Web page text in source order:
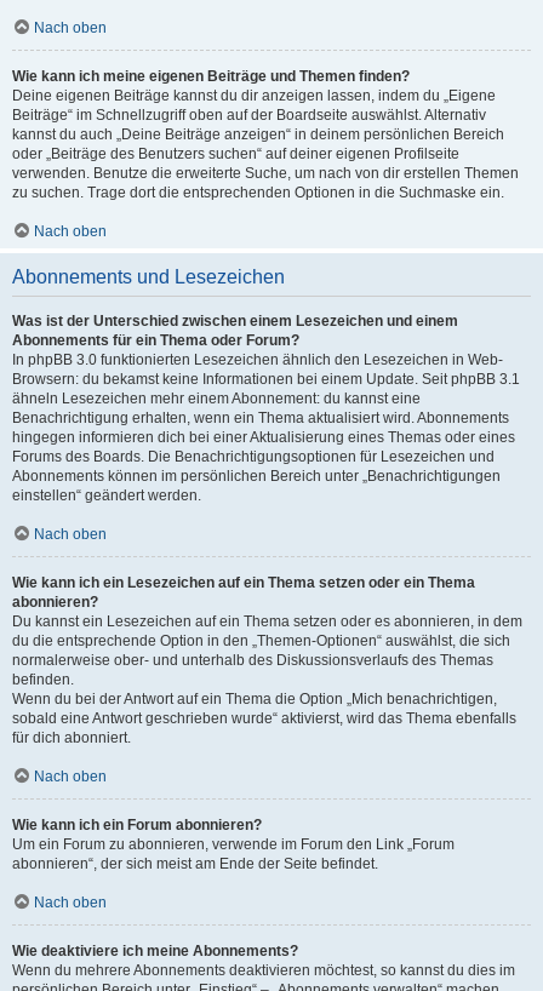
Nach oben
Wie kann ich meine eigenen Beiträge und Themen finden?
Deine eigenen Beiträge kannst du dir anzeigen lassen, indem du „Eigene
Beiträge“ im Schnellzugriff oben auf der Boardseite auswählst. Alternativ
kannst du auch „Deine Beiträge anzeigen“ in deinem persönlichen Bereich
oder „Beiträge des Benutzers suchen“ auf deiner eigenen Profilseite
verwenden. Benutze die erweiterte Suche, um nach von dir erstellen Themen
zu suchen. Trage dort die entsprechenden Optionen in die Suchmaske ein.
Nach oben
Abonnements und Lesezeichen
Was ist der Unterschied zwischen einem Lesezeichen und einem
Abonnements für ein Thema oder Forum?
In phpBB 3.0 funktionierten Lesezeichen ähnlich den Lesezeichen in Web-
Browsern: du bekamst keine Informationen bei einem Update. Seit phpBB 3.1
ähneln Lesezeichen mehr einem Abonnement: du kannst eine
Benachrichtigung erhalten, wenn ein Thema aktualisiert wird. Abonnements
hingegen informieren dich bei einer Aktualisierung eines Themas oder eines
Forums des Boards. Die Benachrichtigungsoptionen für Lesezeichen und
Abonnements können im persönlichen Bereich unter „Benachrichtigungen
einstellen“ geändert werden.
Nach oben
Wie kann ich ein Lesezeichen auf ein Thema setzen oder ein Thema
abonnieren?
Du kannst ein Lesezeichen auf ein Thema setzen oder es abonnieren, in dem
du die entsprechende Option in den „Themen-Optionen“ auswählst, die sich
normalerweise ober- und unterhalb des Diskussionsverlaufs des Themas
befinden.
Wenn du bei der Antwort auf ein Thema die Option „Mich benachrichtigen,
sobald eine Antwort geschrieben wurde“ aktivierst, wird das Thema ebenfalls
für dich abonniert.
Nach oben
Wie kann ich ein Forum abonnieren?
Um ein Forum zu abonnieren, verwende im Forum den Link „Forum
abonnieren“, der sich meist am Ende der Seite befindet.
Nach oben
Wie deaktiviere ich meine Abonnements?
Wenn du mehrere Abonnements deaktivieren möchtest, so kannst du dies im